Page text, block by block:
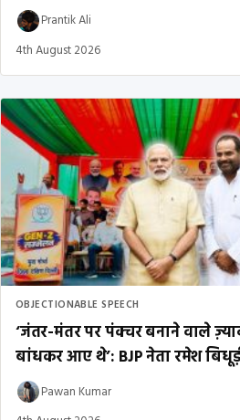
Prantik Ali
4th August 2026
OBJECTIONABLE SPEECH
‘जंतर-मंतर पर पंक्चर बनाने वाले
बांधकर आए थे’: BJP नेता रमेश
Pawan Kumar